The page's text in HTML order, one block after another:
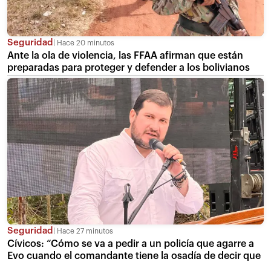
Seguridad Hace 20 minutos
Ante la ola de violencia, las FFAA afirman que están
preparadas para proteger y defender a los bolivianos
Seguridad Hace 27 minutos
Cívicos: “Cómo se va a pedir a un policía que agarre a
Evo cuando el comandante tiene la osadía de decir que